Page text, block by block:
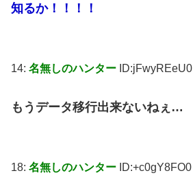
知るか！！！！
14: 名無しのハンター ID:jFwyREeU0
もうデータ移行出来ないねぇ…
18: 名無しのハンター ID:+c0gY8FO0